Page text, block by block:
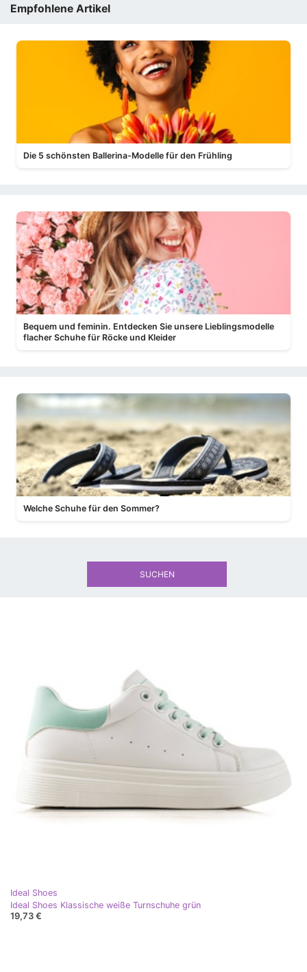
Empfohlene Artikel
Die 5 schönsten Ballerina-Modelle für den Frühling
Bequem und feminin. Entdecken Sie unsere Lieblingsmodelle
flacher Schuhe für Röcke und Kleider
Welche Schuhe für den Sommer?
Ideal Shoes
Ideal Shoes Klassische weiße Turnschuhe grün
19,73 €
SUCHEN